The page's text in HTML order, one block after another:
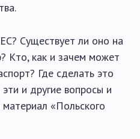
Существует ли оно на
Кто, как и зачем может
Где сделать это
и другие вопросы и
«Польского